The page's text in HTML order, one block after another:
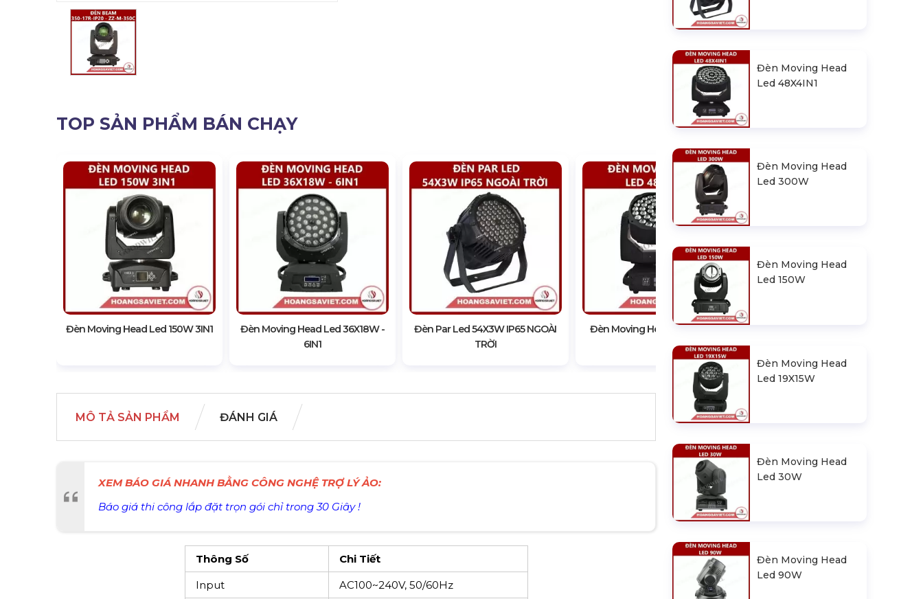
TOP SẢN PHẨM BÁN CHẠY
Đèn Moving Head Led 150W 3IN1
Đèn Moving Head Led 36X18W -
6IN1
Đèn Par Led 54X3W IP65 NGOÀI
TRỜI
Đèn Moving Head Led 48X4IN1
Đèn Moving Head Led 300W
MÔ TẢ SẢN PHẨM ĐÁNH GIÁ
XEM BÁO GIÁ NHANH BẰNG CÔNG NGHỆ TRỢ LÝ ẢO:
Báo giá thi công lắp đặt trọn gói chỉ trong 30 Giây !
Thông Số
Chi Tiết
Input
AC100~240V, 50/60Hz
Đèn Moving Head
Led 48X4IN1
Đèn Moving Head
Led 300W
Đèn Moving Head
Led 150W
Đèn Moving Head
Led 19X15W
Đèn Moving Head
Led 30W
Đèn Moving Head
Led 90W